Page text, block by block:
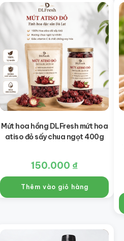
Mứt hoa hồng DLFresh mứt hoa
atiso đỏ sấy chua ngọt 400g
150.000 ₫
Thêm vào giỏ hàng